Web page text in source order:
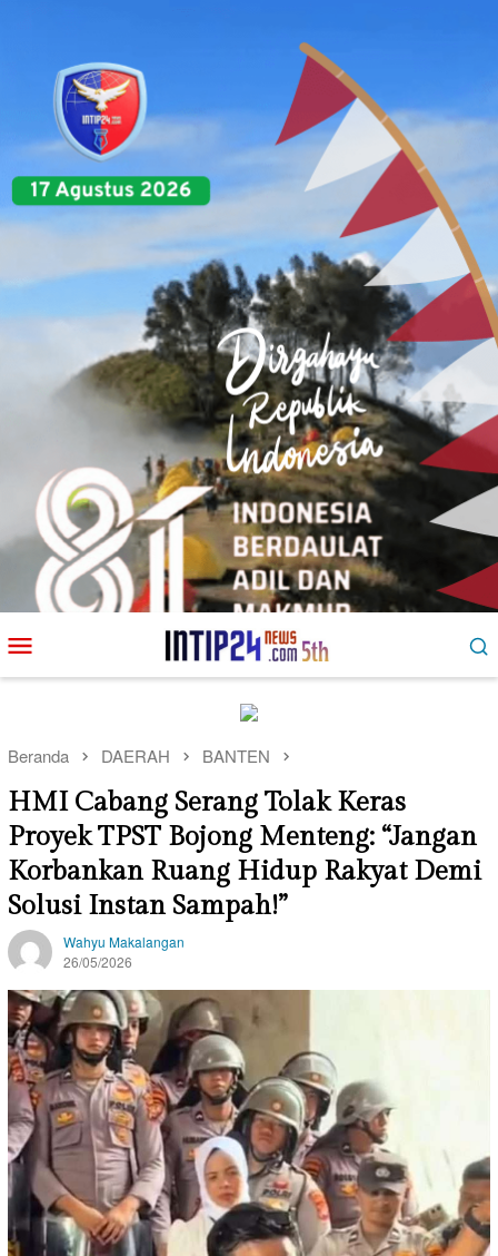
ke
kontenMobile
Beranda DAERAH BANTEN
HMI Cabang Serang Tolak Keras
Proyek TPST Bojong Menteng: “Jangan
Korbankan Ruang Hidup Rakyat Demi
Solusi Instan Sampah!”
Wahyu Makalangan
26/05/2026